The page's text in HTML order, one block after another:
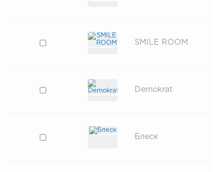
SMILE ROOM
Demokrat
Блеск